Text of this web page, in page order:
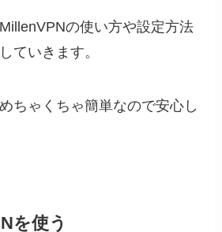
の使い方や設定方法
ていきます。
ちゃくちゃ簡単なので安心し
を使う